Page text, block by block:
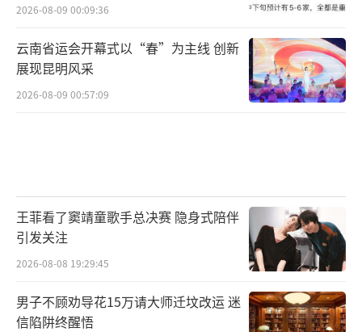
2026-08-09 00:09:36
云南省运会开幕式以“春”为主线 创新
展现昆明风采
2026-08-09 00:57:09
王菲看了窦靖童歌手总决赛 隐身式陪伴
引发关注
2026-08-08 19:29:45
男子不顾劝导花15万请大师迁坟改运 迷
信陷阱终醒悟